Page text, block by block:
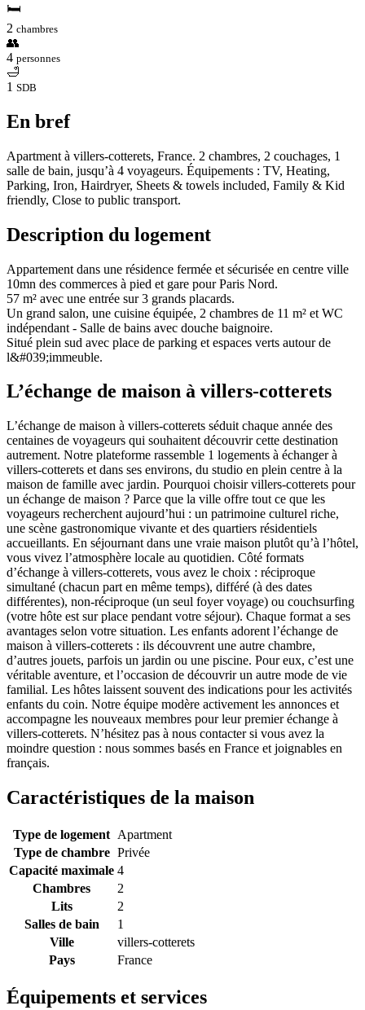
🛏
2 chambres
👥
4 personnes
🛁
1 SDB
En bref
Apartment à villers-cotterets, France. 2 chambres, 2 couchages, 1
salle de bain, jusqu’à 4 voyageurs. Équipements : TV, Heating,
Parking, Iron, Hairdryer, Sheets & towels included, Family & Kid
friendly, Close to public transport.
Description du logement
Appartement dans une résidence fermée et sécurisée en centre ville
10mn des commerces à pied et gare pour Paris Nord.
57 m² avec une entrée sur 3 grands placards.
Un grand salon, une cuisine équipée, 2 chambres de 11 m² et WC
indépendant - Salle de bains avec douche baignoire.
Situé plein sud avec place de parking et espaces verts autour de
l&#039;immeuble.
L’échange de maison à villers-cotterets
L’échange de maison à villers-cotterets séduit chaque année des
centaines de voyageurs qui souhaitent découvrir cette destination
autrement. Notre plateforme rassemble 1 logements à échanger à
villers-cotterets et dans ses environs, du studio en plein centre à la
maison de famille avec jardin. Pourquoi choisir villers-cotterets pour
un échange de maison ? Parce que la ville offre tout ce que les
voyageurs recherchent aujourd’hui : un patrimoine culturel riche,
une scène gastronomique vivante et des quartiers résidentiels
accueillants. En séjournant dans une vraie maison plutôt qu’à l’hôtel,
vous vivez l’atmosphère locale au quotidien. Côté formats
d’échange à villers-cotterets, vous avez le choix : réciproque
simultané (chacun part en même temps), différé (à des dates
différentes), non-réciproque (un seul foyer voyage) ou couchsurfing
(votre hôte est sur place pendant votre séjour). Chaque format a ses
avantages selon votre situation. Les enfants adorent l’échange de
maison à villers-cotterets : ils découvrent une autre chambre,
d’autres jouets, parfois un jardin ou une piscine. Pour eux, c’est une
véritable aventure, et l’occasion de découvrir un autre mode de vie
familial. Les hôtes laissent souvent des indications pour les activités
enfants du coin. Notre équipe modère activement les annonces et
accompagne les nouveaux membres pour leur premier échange à
villers-cotterets. N’hésitez pas à nous contacter si vous avez la
moindre question : nous sommes basés en France et joignables en
français.
Caractéristiques de la maison
Type de logement Apartment
Type de chambre Privée
Capacité maximale 4
Chambres
2
Lits
2
Salles de bain
1
Ville
villers-cotterets
Pays
France
Équipements et services